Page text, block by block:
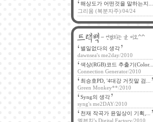
해상도가 어떤것을 말하는지...
그리움 (복분자주)/04/24
별일없다의 생각
dawnsea's me2day/2010
색상(RGB)코드 추출기(Color...
Connection Generator/2010
최승호PD, '4대강 거짓말 검...
Green Monkey**/2010
Syng의 생각
syng's me2DAY/2010
천재 작곡가 윤일상이 기획,...
엘븐킹's Digital Factory/2010